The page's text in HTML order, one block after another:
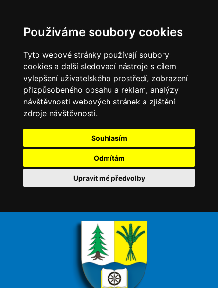
Používáme soubory cookies
Tyto webové stránky používají soubory
cookies a další sledovací nástroje s cílem
vylepšení uživatelského prostředí, zobrazení
přizpůsobeného obsahu a reklam, analýzy
návštěvnosti webových stránek a zjištění
zdroje návštěvnosti.
Souhlasím
Odmítám
Upravit mé předvolby